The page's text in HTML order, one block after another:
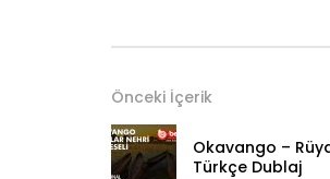
Önceki İçerik
Okavango –
Türkçe Dublaj